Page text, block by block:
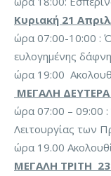
Κυριακή 21
ώρα 07:00-10:00 :
ευλογημένης
ώρα 19:00
ΜΕΓΑΛΗ ΔΕΥΤΕΡΑ
ώρα 07:00 – 09:00 :
Λειτουργίας των
ώρα 19.00
ΜΕΓΑΛΗ ΤΡΙΤΗ